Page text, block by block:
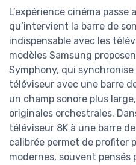
L’expérience cinéma passe
qu’intervient la barre de
indispensable avec les
modèles Samsung
Symphony, qui
téléviseur avec une barre
un champ sonore plus
originales orchestrales.
téléviseur 8K à une barre
calibrée permet de profiter
modernes, souvent pensés